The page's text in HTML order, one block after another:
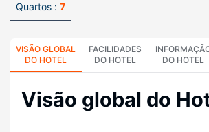
Quartos : 7
VISÃO GLOBAL
DO HOTEL
FACILIDADES
DO HOTEL
DO HOTEL
Visão global do